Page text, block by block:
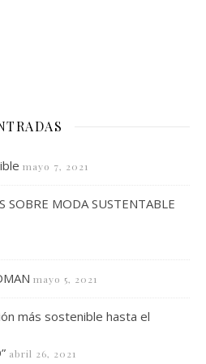
mayo 7, 2021
SOBRE MODA SUSTENTABLE
mayo 5, 2021
más sostenible hasta el
abril 26, 2021